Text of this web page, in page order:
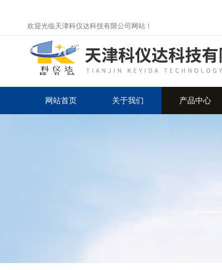
欢迎光临天津科仪达科技有限公司网站！
网站首页 关于我们 产品中心